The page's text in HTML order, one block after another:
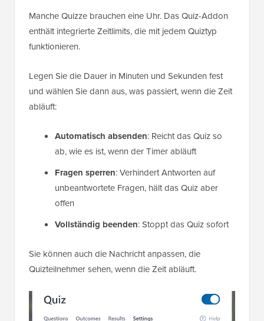
Manche Quizze brauchen eine Uhr. Das Quiz-Addon
enthält integrierte Zeitlimits, die mit jedem Quiztyp
funktionieren.
Legen Sie die Dauer in Minuten und Sekunden fest
und wählen Sie dann aus, was passiert, wenn die Zeit
abläuft:
Automatisch absenden: Reicht das Quiz so
ab, wie es ist, wenn der Timer abläuft
Fragen sperren: Verhindert Antworten auf
unbeantwortete Fragen, hält das Quiz aber
offen
Vollständig beenden: Stoppt das Quiz sofort
Sie können auch die Nachricht anpassen, die
Quizteilnehmer sehen, wenn die Zeit abläuft.